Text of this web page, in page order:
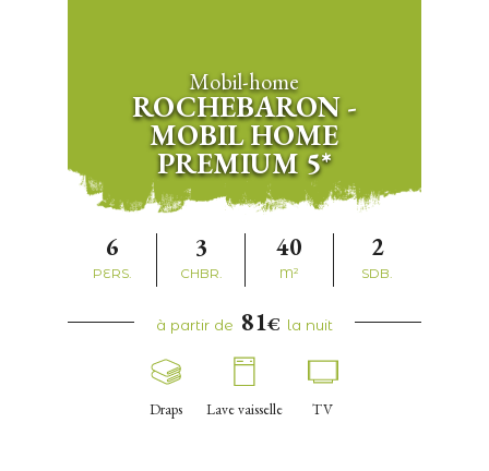
Mobil-home
ROCHEBARON -
MOBIL HOME
PREMIUM 5*
6
PERS.
3
CHBR.
40
M²
2
SDB.
à partir de 81€ la nuit
Draps Lave vaisselle TV